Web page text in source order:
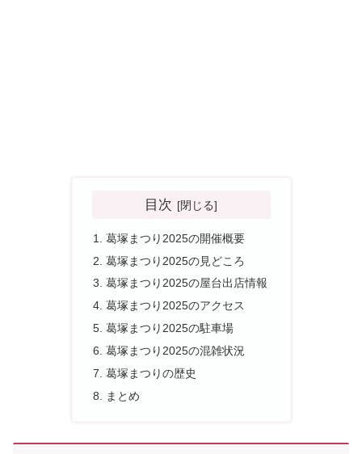
目次
葛塚まつり2025の開催概要
葛塚まつり2025の見どころ
葛塚まつり2025の屋台出店情報
葛塚まつり2025のアクセス
葛塚まつり2025の駐車場
葛塚まつり2025の混雑状況
葛塚まつりの歴史
まとめ